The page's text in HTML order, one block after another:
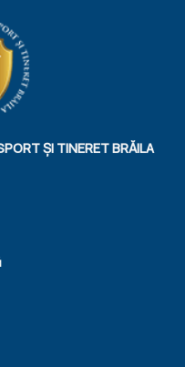
ȘI TINERET BRĂILA